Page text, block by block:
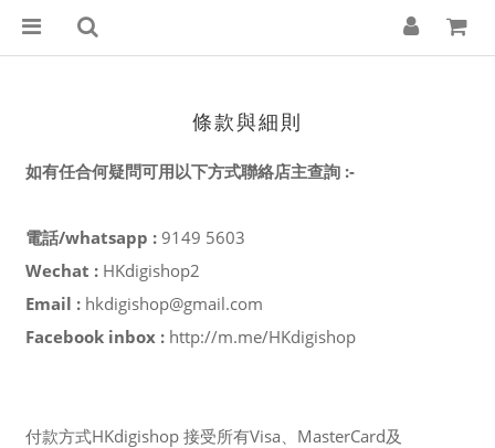
條款與細則
如有任合何疑問可用以下方式聯絡店主查詢 :-
電話/whatsapp : 9149 5603
Wechat : HKdigishop2
Email : hkdigishop@gmail.com
Facebook inbox : http://m.me/HKdigishop
付款方式HKdigishop 接受所有Visa、MasterCard及